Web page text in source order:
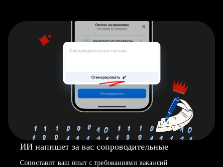
ИИ напишет за вас сопроводительные
Сопоставит ваш опыт с требованиями вакансий